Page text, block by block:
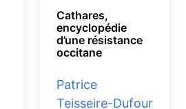
Cathares,
encyclopédie
d’une résistance
occitane
Patrice
Teisseire-Dufour